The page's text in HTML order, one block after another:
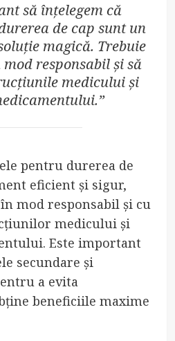
să înțelegem că
de cap sunt un
magică. Trebuie
responsabil și să
medicului și
pentru durerea de
eficient și sigur,
mod responsabil și cu
medicului și
Este important
secundare și
a evita
beneficiile maxime